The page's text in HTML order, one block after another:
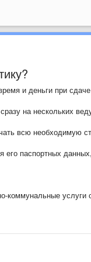
и деньги при
на нескольких
всю необходимую
его паспортных
коммунальные услуги